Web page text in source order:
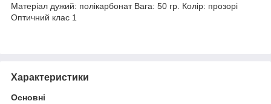
Матеріал дужий: полікарбонат Вага: 50 гр. Колір: прозорі
Оптичний клас 1
Характеристики
Основні